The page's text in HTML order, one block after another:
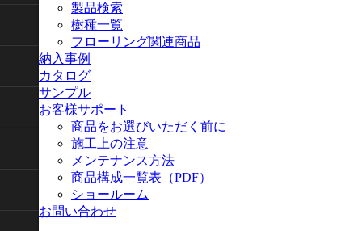
製品検索
樹種一覧
フローリング関連商品
納入事例
カタログ
サンプル
お客様サポート
商品をお選びいただく前に
施工上の注意
メンテナンス方法
商品構成一覧表（PDF）
ショールーム
お問い合わせ